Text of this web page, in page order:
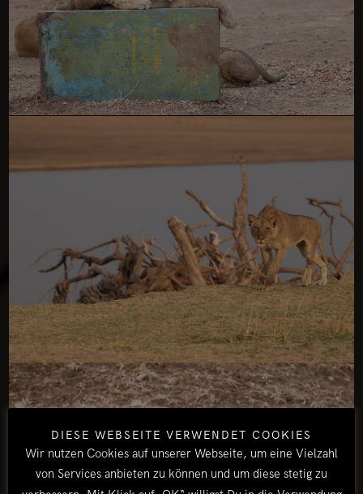
DIESE WEBSEITE VERWENDET COOKIES
Wir nutzen Cookies auf unserer Webseite, um eine Vielzahl
von Services anbieten zu können und um diese stetig zu